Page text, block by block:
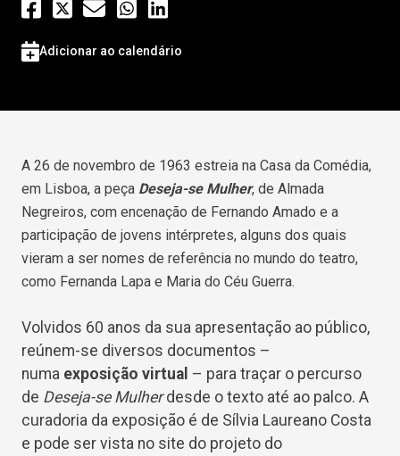
Adicionar ao calendário
A 26 de novembro de 1963 estreia na Casa da Comédia,
em Lisboa, a peça Deseja-se Mulher, de Almada
Negreiros, com encenação de Fernando Amado e a
participação de jovens intérpretes, alguns dos quais
vieram a ser nomes de referência no mundo do teatro,
como Fernanda Lapa e Maria do Céu Guerra.
Volvidos 60 anos da sua apresentação ao público,
reúnem-se diversos documentos –
numa exposição virtual – para traçar o percurso
de Deseja-se Mulherdesde o texto até ao palco. A
curadoria da exposição é de Sílvia Laureano Costa
e pode ser vista no site do projeto do